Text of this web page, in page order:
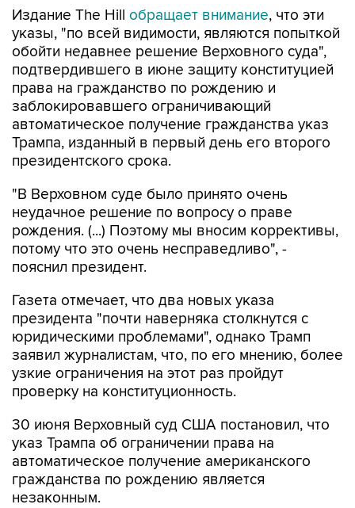
Издание The Hill обращает внимание, что эти
указы, "по всей видимости, являются попыткой
обойти недавнее решение Верховного суда",
подтвердившего в июне защиту конституцией
права на гражданство по рождению и
заблокировавшего ограничивающий
автоматическое получение гражданства указ
Трампа, изданный в первый день его второго
президентского срока.
"В Верховном суде было принято очень
неудачное решение по вопросу о праве
рождения. (...) Поэтому мы вносим коррективы,
потому что это очень несправедливо", -
пояснил президент.
Газета отмечает, что два новых указа
президента "почти наверняка столкнутся с
юридическими проблемами", однако Трамп
заявил журналистам, что, по его мнению, более
узкие ограничения на этот раз пройдут
проверку на конституционность.
30 июня Верховный суд США постановил, что
указ Трампа об ограничении права на
автоматическое получение американского
гражданства по рождению является
незаконным.